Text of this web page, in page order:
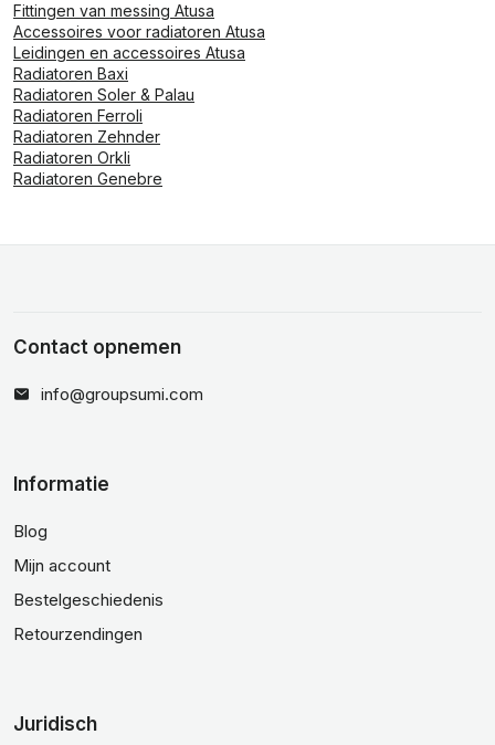
Fittingen van messing Atusa
Accessoires voor radiatoren Atusa
Leidingen en accessoires Atusa
Radiatoren Baxi
Radiatoren Soler & Palau
Radiatoren Ferroli
Radiatoren Zehnder
Radiatoren Orkli
Radiatoren Genebre
Contact opnemen
info@groupsumi.com
Informatie
Blog
Mijn account
Bestelgeschiedenis
Retourzendingen
Juridisch